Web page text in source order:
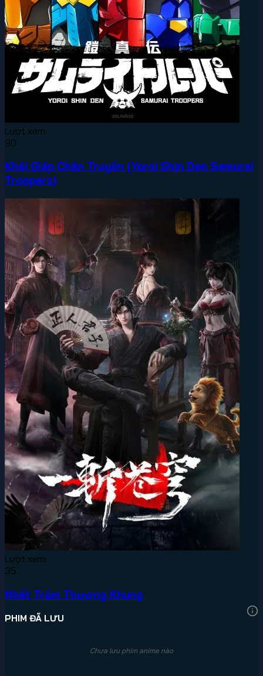
Lượt xem:
90
Khải Giáp Chân Truyền (Yoroi Shin Den Samurai
Troopers)
Lượt xem:
35
Nhất Trảm Thương Khung
PHIM ĐÃ LƯU
Chưa lưu phim anime nào